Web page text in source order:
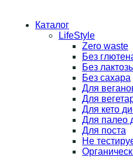
Каталог
LifeStyle
Zero waste
Без
Без
Без сахара
Для
Для
Для кето
Для палео
Для поста
Не